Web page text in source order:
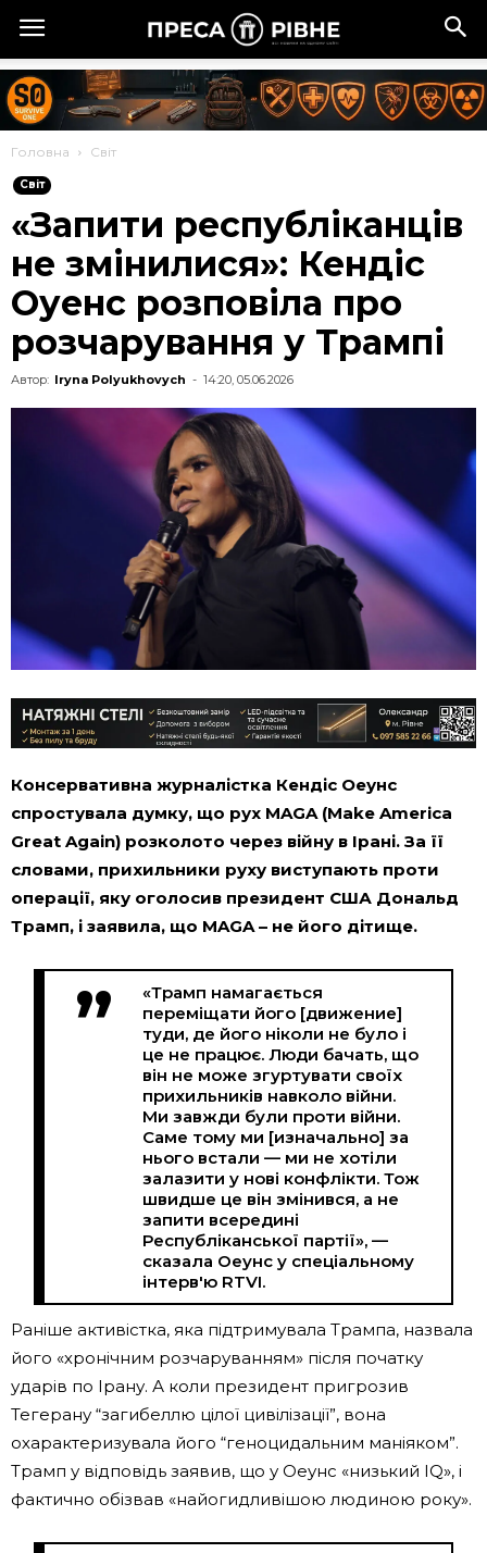
Головна Cвіт
Cвіт
«Запити республіканців
не змінилися»: Кендіс
Оуенс розповіла про
розчарування у Трампі
Автор: Iryna Polyukhovych - 14:20, 05.06.2026
Консервативна журналістка Кендіс Оеунс
спростувала думку, що рух MAGA (Make America
Great Again) розколото через війну в Ірані. За її
словами, прихильники руху виступають проти
операції, яку оголосив президент США Дональд
Трамп, і заявила, що MAGA – не його дітище.
«Трамп намагається
переміщати його [движение]
туди, де його ніколи не було і
це не працює. Люди бачать, що
він не може згуртувати своїх
прихильників навколо війни.
Ми завжди були проти війни.
Саме тому ми [изначально] за
нього встали — ми не хотіли
залазити у нові конфлікти. Тож
швидше це він змінився, а не
запити всередині
Республіканської партії», —
сказала Оеунс у спеціальному
інтерв'ю RTVI.
Раніше активістка, яка підтримувала Трампа, назвала
його «хронічним розчаруванням» після початку
ударів по Ірану. А коли президент пригрозив
Тегерану “загибеллю цілої цивілізації”, вона
охарактеризувала його “геноцидальним маніяком”.
Трамп у відповідь заявив, що у Оеунс «низький IQ», і
фактично обізвав «найогидливішою людиною року».